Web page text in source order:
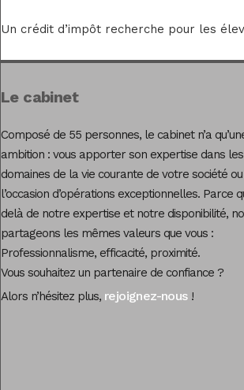
Un crédit d’impôt recherche pour les
Le cabinet
Composé de 55 personnes, le cabinet n’a
ambition : vous apporter son expertise dans les
domaines de la vie courante de votre société
l’occasion d’opérations exceptionnelles. Parce
delà de notre expertise et notre disponibilité,
partageons les mêmes valeurs que vous :
Professionnalisme, efficacité, proximité.
Vous souhaitez un partenaire de confiance ?
Alors n’hésitez plus, rejoignez-nous!